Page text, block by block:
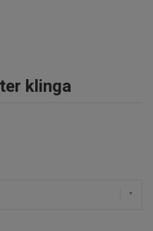
klinga